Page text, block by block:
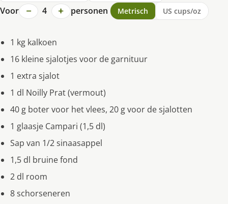
Voor − 4 + personen Metrisch US cups/oz
1 kg kalkoen
16 kleine sjalotjes voor de garnituur
1 extra sjalot
1 dl Noilly Prat (vermout)
40 g boter voor het vlees, 20 g voor de sjalotten
1 glaasje Campari (1,5 dl)
Sap van 1/2 sinaasappel
1,5 dl bruine fond
2 dl room
8 schorseneren